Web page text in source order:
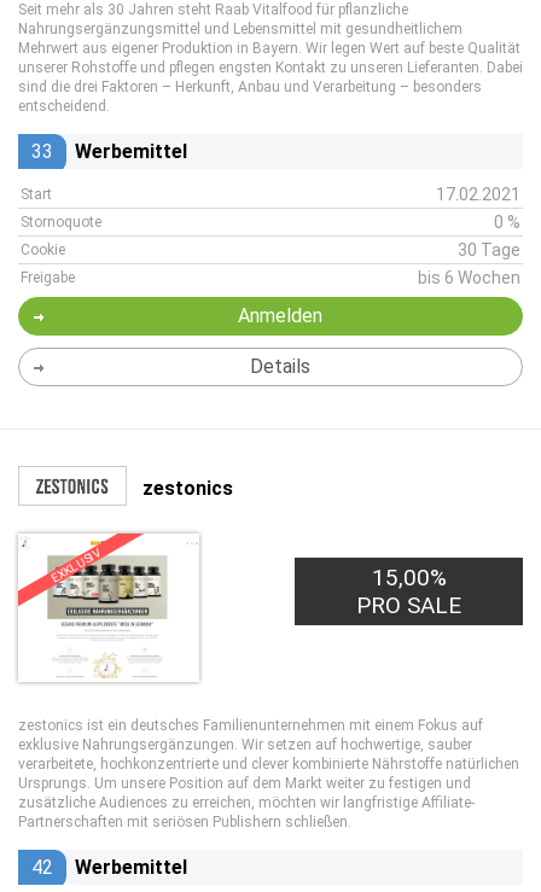
Seit mehr als 30 Jahren steht Raab Vitalfood für pflanzliche
Nahrungsergänzungsmittel und Lebensmittel mit gesundheitlichem
Mehrwert aus eigener Produktion in Bayern. Wir legen Wert auf beste Qualität
unserer Rohstoffe und pflegen engsten Kontakt zu unseren Lieferanten. Dabei
sind die drei Faktoren – Herkunft, Anbau und Verarbeitung – besonders
entscheidend.
33 Werbemittel
Start 17.02.2021
Stornoquote 0 %
Cookie 30 Tage
Freigabe bis 6 Wochen
Anmelden
Details
zestonics
EXKLUSIV
15,00%
PRO SALE
zestonics ist ein deutsches Familienunternehmen mit einem Fokus auf
exklusive Nahrungsergänzungen. Wir setzen auf hochwertige, sauber
verarbeitete, hochkonzentrierte und clever kombinierte Nährstoffe natürlichen
Ursprungs. Um unsere Position auf dem Markt weiter zu festigen und
zusätzliche Audiences zu erreichen, möchten wir langfristige Affiliate-
Partnerschaften mit seriösen Publishern schließen.
42 Werbemittel